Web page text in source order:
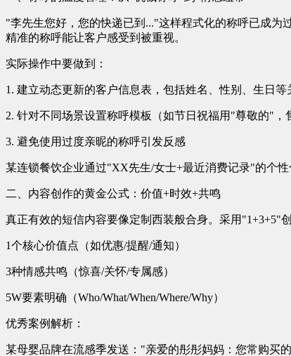
"李先生您好，您的快递已到..."这样程式化的称呼已成
精准的称呼能让客户感受到被重视。
实际操作中要做到：
1. 建立动态更新的客户信息表，包括姓名、性别、生日等
2. 针对不同场景设置称呼模板（如节日祝福用"尊敬的"，
3. 避免使用过度亲昵的称呼引发反感
某连锁餐饮企业通过"XX先生/女士+最近消费记录"的个性
二、内容创作的黄金公式：价值+时效+共鸣
真正有效的短信内容要像定制西装般合身。采用"1+3+5"
1个核心价值点（如优惠/提醒/通知）
3种情感共鸣（惊喜/关怀/专属感）
5W要素明确（Who/What/When/Where/Why）
优秀案例解析：
某母婴品牌在流感季发送："亲爱的彤彤妈妈：您常购买